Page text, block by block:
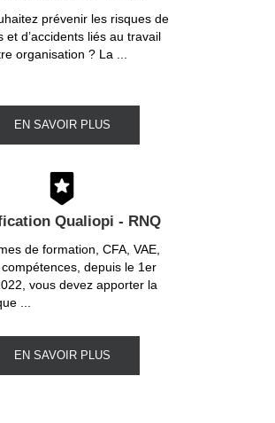
prévenir les risques de
et d’accidents liés au travail
organisation ? La ...
EN SAVOIR PLUS
Qualiopi - RNQ
de formation, CFA, VAE,
depuis le 1er
vous devez apporter la
...
EN SAVOIR PLUS